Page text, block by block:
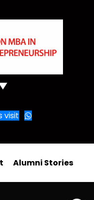
visit
Alumni Stories